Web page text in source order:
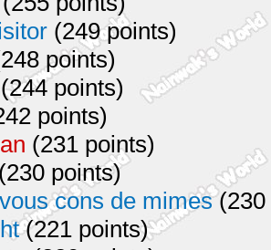
(249 points)
points)
(244 points)
points)
(231 points)
(230 points)
cons de mimes(230
(221 points)